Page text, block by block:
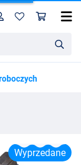
HomeProfil
Wyprzedane